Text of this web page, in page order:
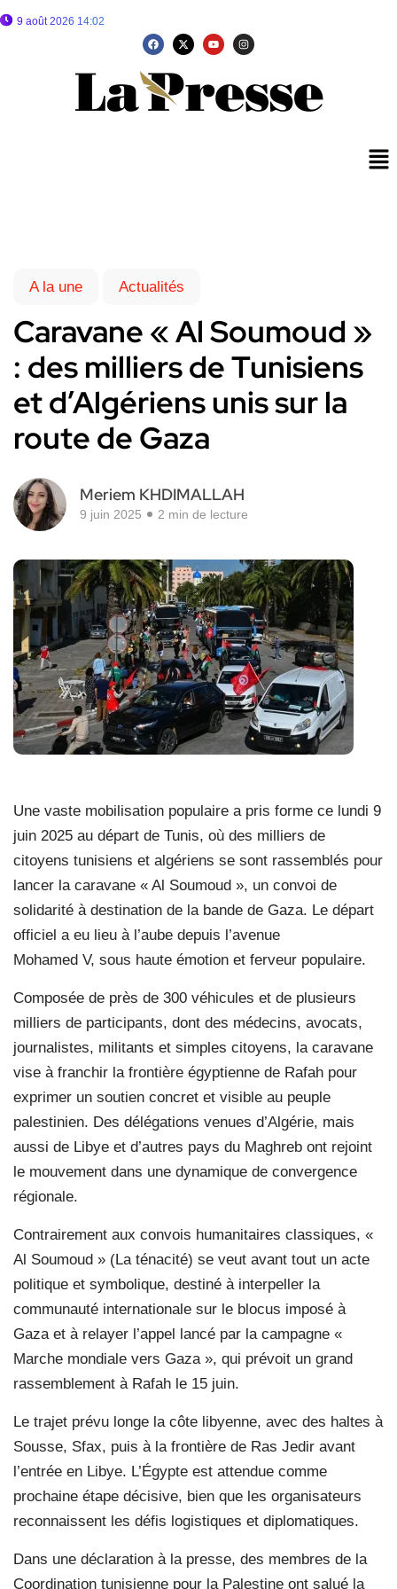
9 août 2026 14:02
A la une Actualités
Caravane « Al Soumoud »
: des milliers de Tunisiens
et d’Algériens unis sur la
route de Gaza
Meriem KHDIMALLAH
9 juin 2025 2 min de lecture
Une vaste mobilisation populaire a pris forme ce lundi 9
juin 2025 au départ de Tunis, où des milliers de
citoyens tunisiens et algériens se sont rassemblés pour
lancer la caravane « Al Soumoud », un convoi de
solidarité à destination de la bande de Gaza. Le départ
officiel a eu lieu à l’aube depuis l’avenue
Mohamed V, sous haute émotion et ferveur populaire.
Composée de près de 300 véhicules et de plusieurs
milliers de participants, dont des médecins, avocats,
journalistes, militants et simples citoyens, la caravane
vise à franchir la frontière égyptienne de Rafah pour
exprimer un soutien concret et visible au peuple
palestinien. Des délégations venues d’Algérie, mais
aussi de Libye et d’autres pays du Maghreb ont rejoint
le mouvement dans une dynamique de convergence
régionale.
Contrairement aux convois humanitaires classiques, «
Al Soumoud » (La ténacité) se veut avant tout un acte
politique et symbolique, destiné à interpeller la
communauté internationale sur le blocus imposé à
Gaza et à relayer l’appel lancé par la campagne «
Marche mondiale vers Gaza », qui prévoit un grand
rassemblement à Rafah le 15 juin.
Le trajet prévu longe la côte libyenne, avec des haltes à
Sousse, Sfax, puis à la frontière de Ras Jedir avant
l’entrée en Libye. L’Égypte est attendue comme
prochaine étape décisive, bien que les organisateurs
reconnaissent les défis logistiques et diplomatiques.
Dans une déclaration à la presse, des membres de la
Coordination tunisienne pour la Palestine ont salué la